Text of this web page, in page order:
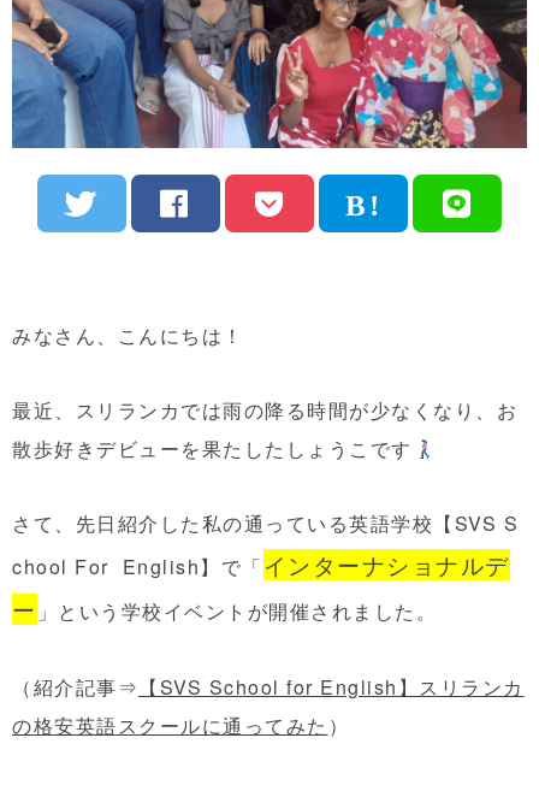
みなさん、こんにちは！
最近、スリランカでは雨の降る時間が少なくなり、お
散歩好きデビューを果たしたしょうこです
さて、先日紹介した私の通っている英語学校【SVS S
chool For English】で「 インターナショナルデ
ー 」という学校イベントが開催されました。
（紹介記事⇒ 【SVS School for English】スリランカ
の格安英語スクールに通ってみた ）